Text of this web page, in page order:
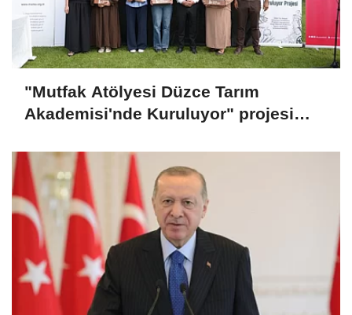
"Mutfak Atölyesi Düzce Tarım
Akademisi'nde Kuruluyor" projesi